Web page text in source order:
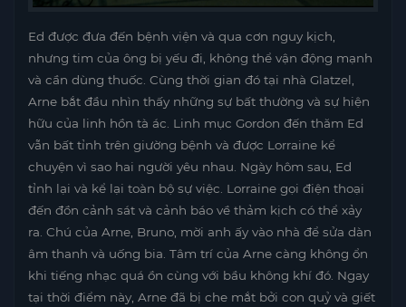
Ed được đưa đến bệnh viện và qua cơn nguy kịch,
nhưng tim của ông bị yếu đi, không thể vận động mạnh
và cần dùng thuốc. Cùng thời gian đó tại nhà Glatzel,
Arne bắt đầu nhìn thấy những sự bất thường và sự hiện
hữu của linh hồn tà ác. Linh mục Gordon đến thăm Ed
vẫn bất tỉnh trên giường bệnh và được Lorraine kể
chuyện vì sao hai người yêu nhau. Ngày hôm sau, Ed
tỉnh lại và kể lại toàn bộ sự việc. Lorraine gọi điện thoại
đến đồn cảnh sát và cảnh báo về thảm kịch có thể xảy
ra. Chú của Arne, Bruno, mời anh ấy vào nhà để sửa dàn
âm thanh và uống bia. Tâm trí của Arne càng không ổn
khi tiếng nhạc quá ồn cùng với bầu không khí đó. Ngay
tại thời điểm này, Arne đã bị che mắt bởi con quỷ và giết